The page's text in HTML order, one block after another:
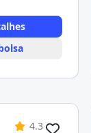
4.3